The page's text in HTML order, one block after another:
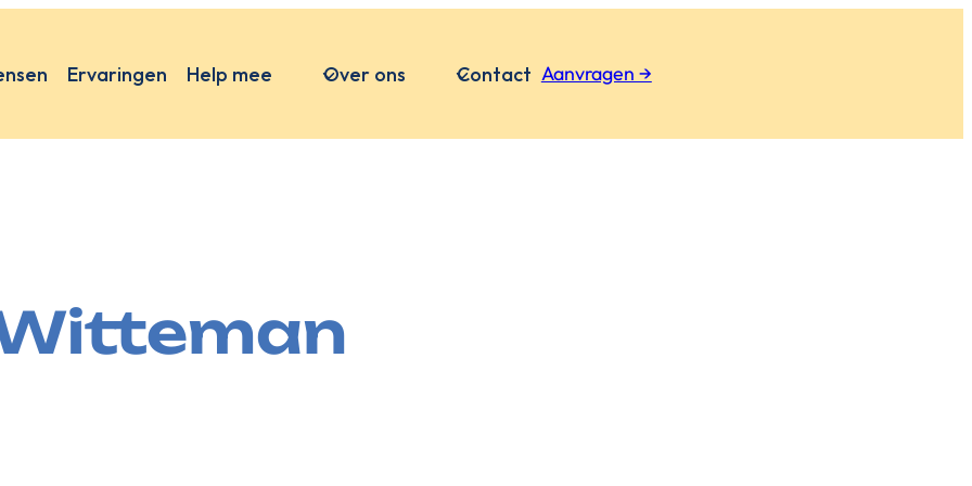
Ervaringen Help mee Over ons Contact Aanvragen →